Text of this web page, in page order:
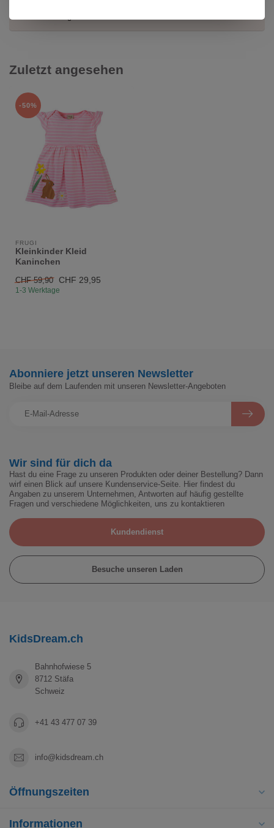
Zuletzt angesehen
-50%
FRUGI
Kleinkinder Kleid
Kaninchen
CHF 59,90 CHF 29,95
1-3 Werktage
Wir sind für dich da
Hast du eine Frage zu unseren Produkten oder deiner Bestellung? Dann
wirf einen Blick auf unsere Kundenservice-Seite. Hier findest du
Angaben zu unserem Unternehmen, Antworten auf häufig gestellte
Fragen und verschiedene Möglichkeiten, uns zu kontaktieren
Kundendienst
Besuche unseren Laden
Abonniere jetzt unseren Newsletter
Bleibe auf dem Laufenden mit unseren Newsletter-Angeboten
KidsDream.ch
Bahnhofwiese 5
8712 Stäfa
Schweiz
+41 43 477 07 39
info@kidsdream.ch
Öffnungszeiten
Informationen